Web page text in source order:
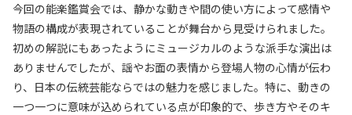
今回の能楽鑑賞会では、静かな動きや間の使い方によって感情や
物語の構成が表現されていることが舞台から見受けられました。
初めの解説にもあったようにミュージカルのような派手な演出は
ありませんでしたが、謡やお面の表情から登場人物の心情が伝わ
り、日本の伝統芸能ならではの魅力を感じました。特に、動きの
一つ一つに意味が込められている点が印象的で、歩き方やそのキ